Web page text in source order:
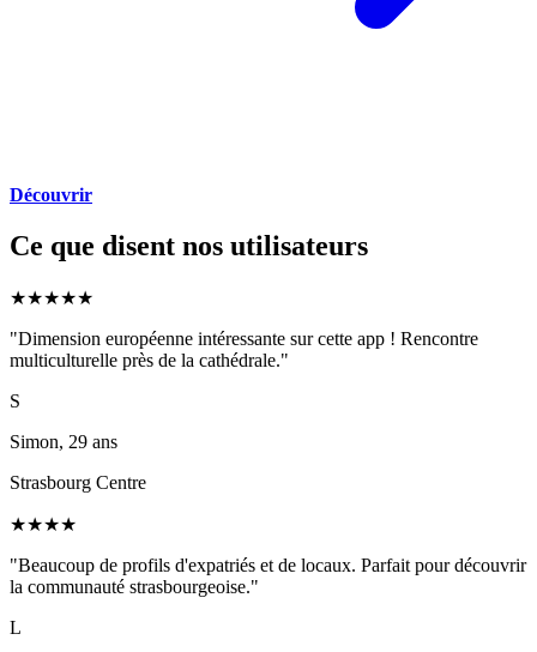
Découvrir
Ce que disent nos utilisateurs
★★★★★
"Dimension européenne intéressante sur cette app ! Rencontre
multiculturelle près de la cathédrale."
S
Simon, 29 ans
Strasbourg Centre
★★★★
"Beaucoup de profils d'expatriés et de locaux. Parfait pour découvrir
la communauté strasbourgeoise."
L